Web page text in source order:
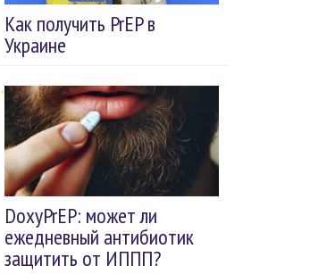
Как получить PrEP в
Украине
DoxyPrEP: может ли
ежедневный антибиотик
защитить от ИППП?